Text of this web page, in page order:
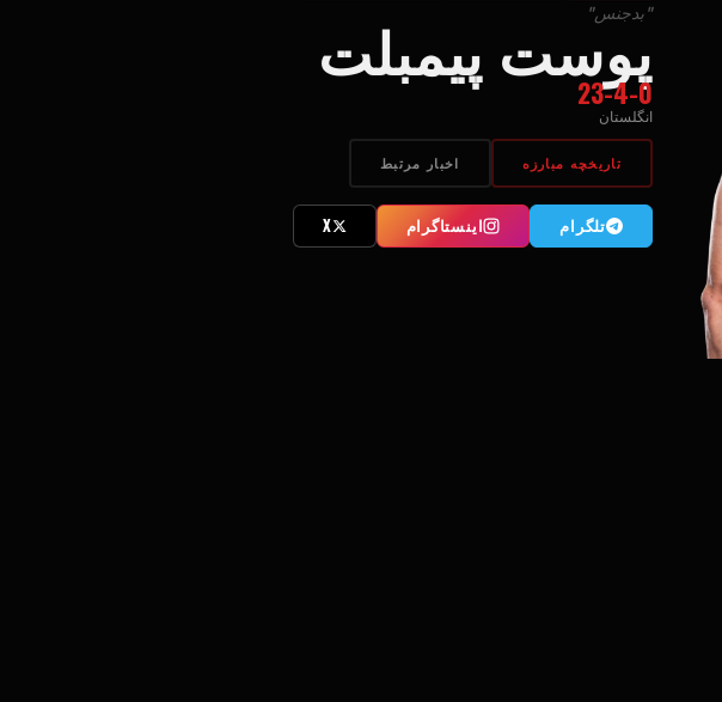
"بدجنس"
پوست پیمبلت
23-4-0
انگلستان
تاریخچه مبارزه اخبار مرتبط
تلگرام اینستاگرام X